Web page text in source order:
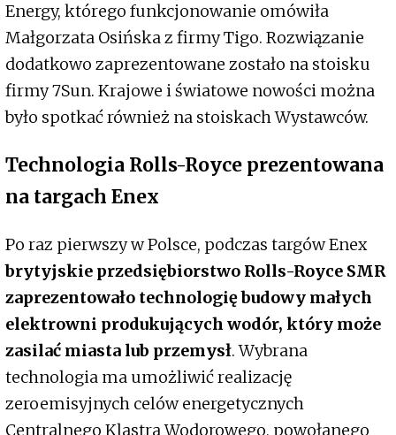
Energy, którego funkcjonowanie omówiła
Małgorzata Osińska z firmy Tigo. Rozwiązanie
dodatkowo zaprezentowane zostało na stoisku
firmy 7Sun. Krajowe i światowe nowości można
było spotkać również na stoiskach Wystawców.
Technologia Rolls-Royce prezentowana
na targach Enex
Po raz pierwszy w Polsce, podczas targów Enex
brytyjskie przedsiębiorstwo Rolls-Royce SMR
zaprezentowało technologię budowy małych
elektrowni produkujących wodór, który może
zasilać miasta lub przemysł. Wybrana
technologia ma umożliwić realizację
zeroemisyjnych celów energetycznych
Centralnego Klastra Wodorowego, powołanego